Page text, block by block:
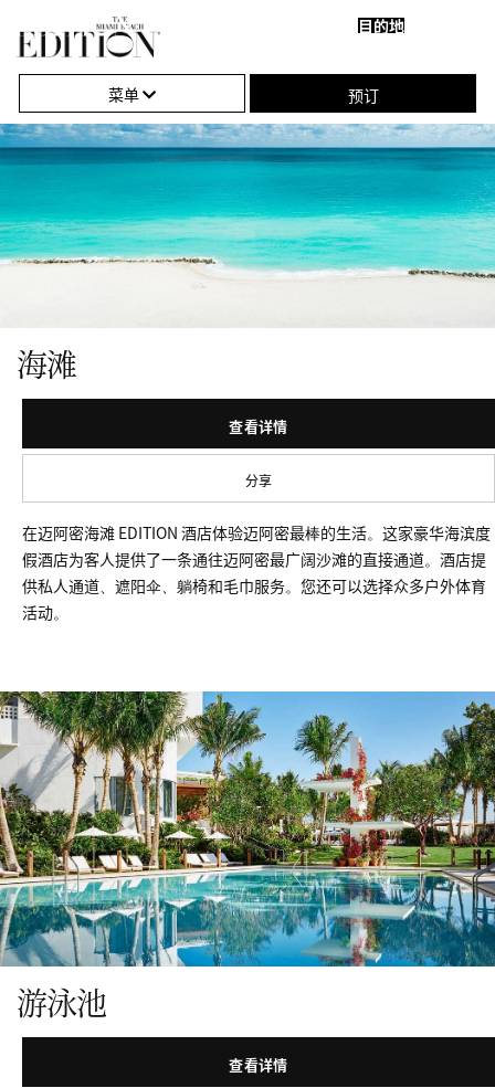
击
打
开
关
闭
目的地
闭
导
航
菜单 预订
海滩
查看详情
分享
在迈阿密海滩 EDITION 酒店体验迈阿密最棒的生活。这家豪华海滨度
假酒店为客人提供了一条通往迈阿密最广阔沙滩的直接通道。酒店提
供私人通道、遮阳伞、躺椅和毛巾服务。您还可以选择众多户外体育
活动。
游泳池
查看详情